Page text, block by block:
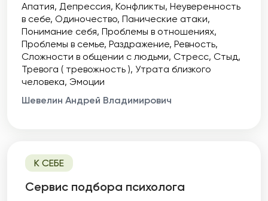
К СЕБЕ
Cервис подбора психолога
Апатия Депрессия Конфликты Неуверенность
в себе Одиночество Панические атаки
Понимание себя Проблемы в отношениях
Проблемы в семье Раздражение Ревность
Сложности в общении с людьми Стресс Стыд
Тревога ( тревожность ) Утрата близкого
человека Эмоции
Шевелин Андрей Владимирович